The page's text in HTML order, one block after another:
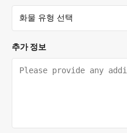
추가 정보